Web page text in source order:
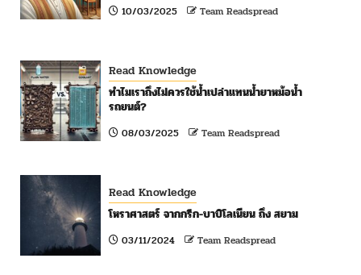
10/03/2025 Team Readspread
Read Knowledge
ทำไมเราถึงไม่ควรใช้น้ำเปล่าแทนน้ำยาหม้อน้ำ
รถยนต์?
08/03/2025 Team Readspread
Read Knowledge
โหราศาสตร์ จากกรีก-บาบิโลเนียน ถึง สยาม
03/11/2024 Team Readspread